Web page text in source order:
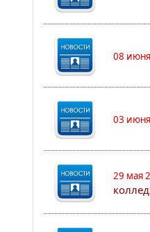
08
03
29 мая